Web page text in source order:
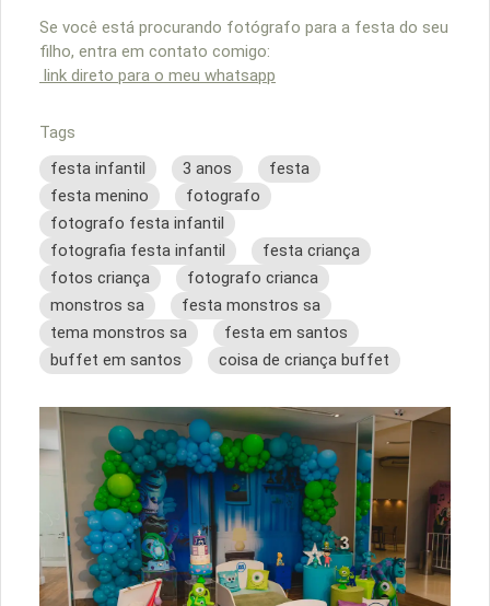
Se você está procurando fotógrafo para a festa do seu
filho, entra em contato comigo:
link direto para o meu whatsapp
Tags
festa infantil
3 anos
festa
festa menino
fotografo
fotografo festa infantil
fotografia festa infantil
festa criança
fotos criança
fotografo crianca
monstros sa
festa monstros sa
tema monstros sa
festa em santos
buffet em santos
coisa de criança buffet